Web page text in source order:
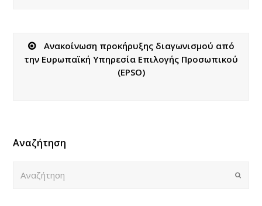
Ανακοίνωση προκήρυξης διαγωνισμού από
την Ευρωπαϊκή Υπηρεσία Επιλογής Προσωπικού
(EPSO)
Αναζήτηση
Submit